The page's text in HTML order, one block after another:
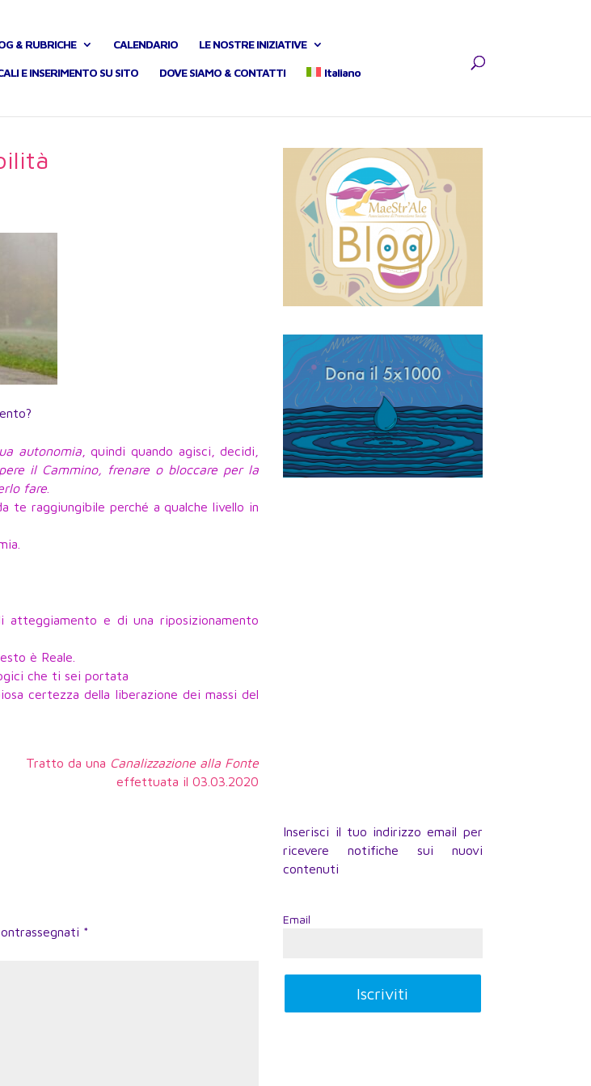
& RUBRICHE CALENDARIO LE NOSTRE INIZIATIVE
E INSERIMENTO SU SITO DOVE SIAMO & CONTATTI Italiano
autonomia, quindi quando agisci, decidi,
il Cammino, frenare o bloccare per la
fare
te raggiungibile perché a qualche livello in
e di una riposizionamento
è Reale.
che ti sei portata
certezza della liberazione dei massi del
Tratto da una Canalizzazione alla Fonte
effettuata il 03.03.2020
*
Inserisci il tuo indirizzo email per
ricevere notifiche sui nuovi
contenuti
Email